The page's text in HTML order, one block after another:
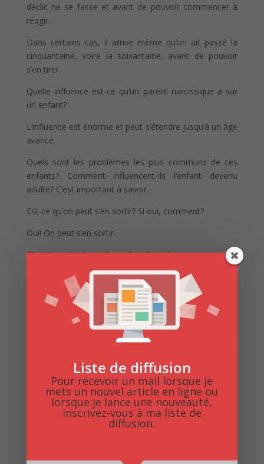
déclic ne se fasse et avant de pouvoir commencer à
réagir.
Dans certains cas, il arrive même qu’on ait passé la
cinquantaine, voire la soixantaine, avant de pouvoir
s’en tirer.
Quelle influence est-ce qu’un parent narcissique a sur
un enfant?
L’influence est énorme et peut s’étendre jusqu’à un âge
avancé.
Quels sont les problèmes les plus communs de ces
enfants? Comment influencent-ils l’enfant devenu
adulte? C’est important à savoir.
Est-ce qu’on peut s’en sortir? Si oui, comment?
Oui! On peut s’en sortir.
C’est le sujet de ce livre dans lequel nous voyons les
caractéristiques du narcissique, comment il influence la
vie de couple et surtout comment il influence la vie de
l’enfant. Quelles sont les croyances qui seront
implantées dans le cerveau de l’enfant de Narcisse,
qu’en faire et comment s’en débarasser.
Vous pouvez trouver ce livre au format papier sur
Acheter Enfant de Narcisse au format Epub (Kobo)
Liste de diffusion
Pour recevoir un mail lorsque je
mets un nouvel article en ligne ou
lorsque je lance une nouveauté,
inscrivez-vous à ma liste de
diffusion.